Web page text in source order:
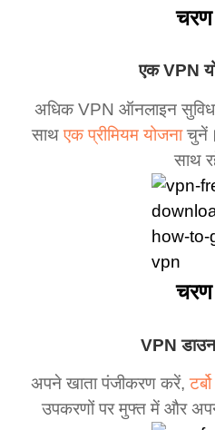
एक VPN
अधिक VPN ऑनलाइन
साथएक प्रीमियम योजनाचुनें।
साथ
VPN
अपने खाता पंजीकरण करें,
उपकरणों पर मुफ्त में और